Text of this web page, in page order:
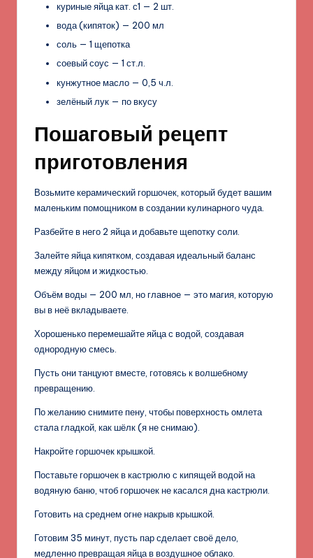
куриные яйца кат. с1 — 2 шт.
вода (кипяток) — 200 мл
соль — 1 щепотка
соевый соус — 1 ст.л.
кунжутное масло — 0,5 ч.л.
зелёный лук — по вкусу
Пошаговый рецепт
приготовления
Возьмите керамический горшочек, который будет вашим
маленьким помощником в создании кулинарного чуда.
Разбейте в него 2 яйца и добавьте щепотку соли.
Залейте яйца кипятком, создавая идеальный баланс
между яйцом и жидкостью.
Объём воды — 200 мл, но главное — это магия, которую
вы в неё вкладываете.
Хорошенько перемешайте яйца с водой, создавая
однородную смесь.
Пусть они танцуют вместе, готовясь к волшебному
превращению.
По желанию снимите пену, чтобы поверхность омлета
стала гладкой, как шёлк (я не снимаю).
Накройте горшочек крышкой.
Поставьте горшочек в кастрюлю с кипящей водой на
водяную баню, чтоб горшочек не касался дна кастрюли.
Готовить на среднем огне накрыв крышкой.
Готовим 35 минут, пусть пар сделает своё дело,
медленно превращая яйца в воздушное облако.